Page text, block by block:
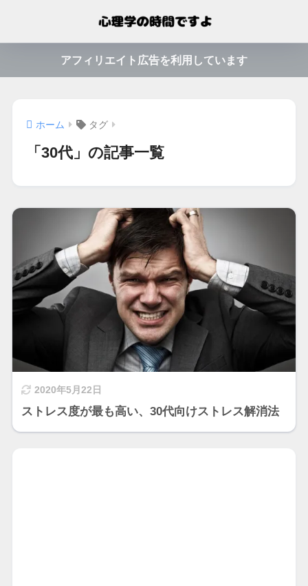
アフィリエイト広告を利用しています
ホーム タグ
「30代」の記事一覧
2020年5月22日
ストレス度が最も高い、30代向けストレス解消法